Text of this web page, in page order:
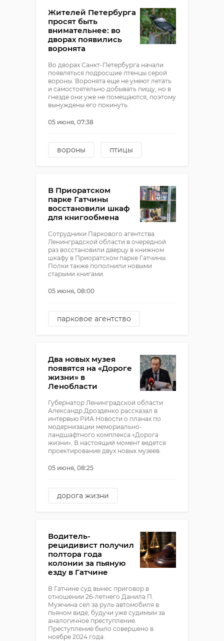
Жителей Петербурга
просят быть
внимательнее: во
дворах появились
воронята
Во дворах Санкт-Петербурга начали
появляться подросшие птенцы серой
вороны. Воронята еще не умеют летать
и самостоятельно добывать пищу, но в
гнезде они уже не помещаются, поэтому
вынуждены его покинуть.
05 июня, 07:38
вороны
птицы
В Приоратском
парке Гатчины
восстановили шкаф
для книгообмена
Сотрудники Паркового агентства
Ленинградской области в очередной
раз восстановили дверцу в книжном
шкафу в Приоратском парке Гатчины.
Полки также пополнили новыми
старыми книгами.
05 июня, 08:00
парковое агентство
Два новых музея
появятся на «Дороге
жизни» в
Ленобласти
Губернатор Ленинградской области
Александр Дрозденко рассказал в
интервью РИА Новости о планах по
модернизации мемориально-
ландшафтного комплекса «Дорога
жизни». В настоящий момент ведется
проектирование двух новых музеев.
05 июня, 08:25
дорога жизни
музеи
Водитель-
рецидивист получил
полтора года
колонии за пьяную
езду в Гатчине
В Гатчине суд вынес приговор в
отношении 26-летнего Данила П.
Мужчина сел за руль автомобиля в
пьяном виде, будучи уже судимым за
аналогичное преступление.
Преступление было совершено в
ноябре 2024 года.